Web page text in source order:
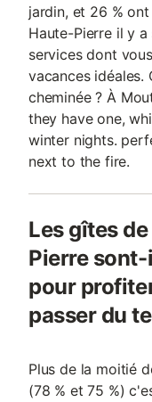
jardin, et 26 %
Haute-Pierre il y
services dont
vacances idéales.
cheminée ? À
they have one,
winter nights.
next to the fire.
Les gîtes
Pierre
pour
passer du
Plus de la moitié
(78 % et 75 %)